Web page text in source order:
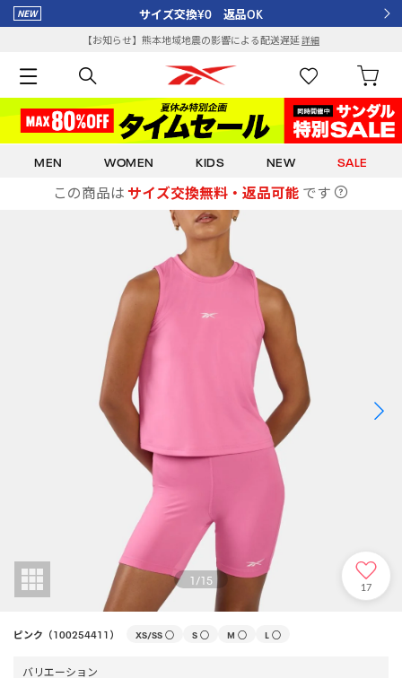
サイズ交換¥0 返品OK
【お知らせ】熊本地域地震の影響による配送遅延詳細
MEN WOMEN KIDS NEW SALE
この商品は サイズ交換無料・返品可能 です
1/15 17
ピンク（100254411） XS/SS ○ S ○ M ○ L ○
バリエーション